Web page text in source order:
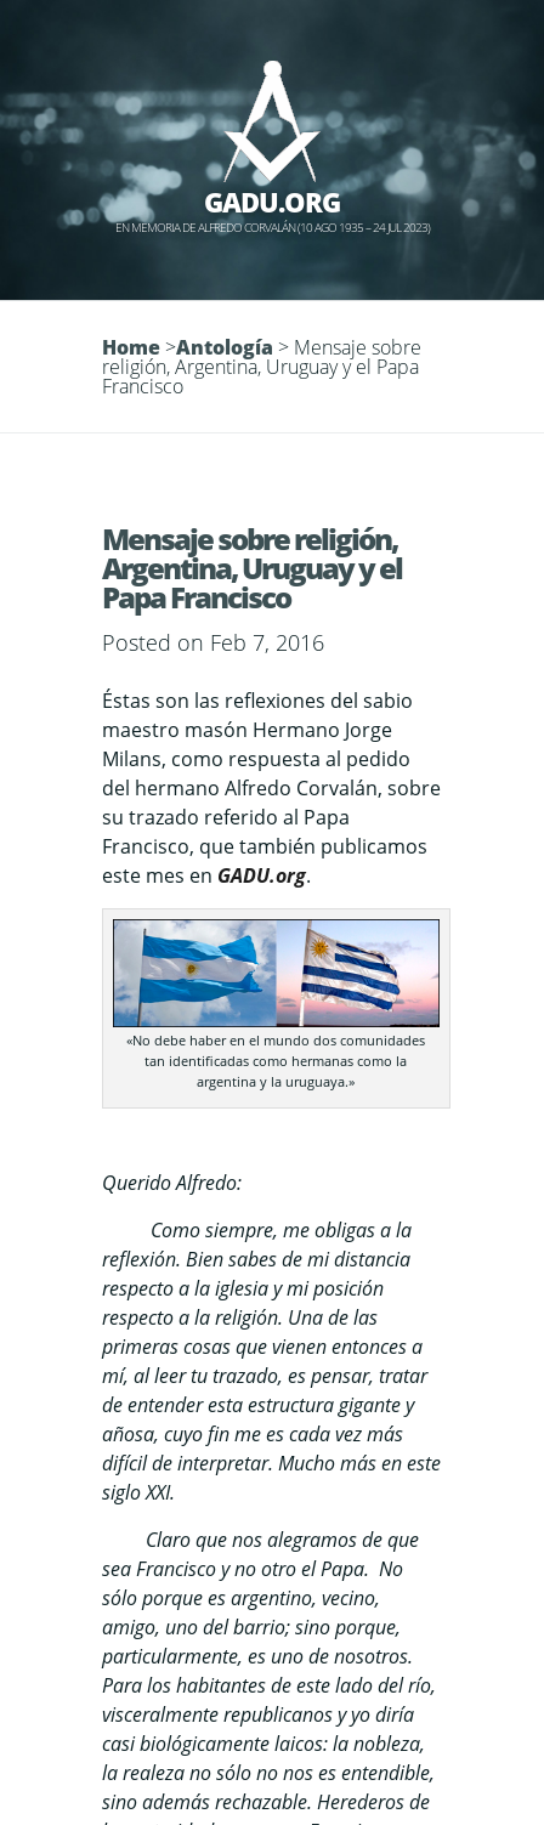
GADU.ORG
EN MEMORIA DE ALFREDO CORVALÁN (10 AGO 1935 – 24 JUL 2023)
Home >Antología > Mensaje sobre
religión, Argentina, Uruguay y el Papa
Francisco
Mensaje sobre religión,
Argentina, Uruguay y el
Papa Francisco
Posted on Feb 7, 2016
Éstas son las reflexiones del sabio
maestro masón Hermano Jorge
Milans, como respuesta al pedido
del hermano Alfredo Corvalán, sobre
su trazado referido al Papa
Francisco, que también publicamos
este mes en GADU.org.
«No debe haber en el mundo dos comunidades
tan identificadas como hermanas como la
argentina y la uruguaya.»
Querido Alfredo:
Como siempre, me obligas a la
reflexión. Bien sabes de mi distancia
respecto a la iglesia y mi posición
respecto a la religión. Una de las
primeras cosas que vienen entonces a
mí, al leer tu trazado, es pensar, tratar
de entender esta estructura gigante y
añosa, cuyo fin me es cada vez más
difícil de interpretar. Mucho más en este
siglo XXI.
Claro que nos alegramos de que
sea Francisco y no otro el Papa. No
sólo porque es argentino, vecino,
amigo, uno del barrio; sino porque,
particularmente, es uno de nosotros.
Para los habitantes de este lado del río,
visceralmente republicanos y yo diría
casi biológicamente laicos: la nobleza,
la realeza no sólo no nos es entendible,
sino además rechazable. Herederos de